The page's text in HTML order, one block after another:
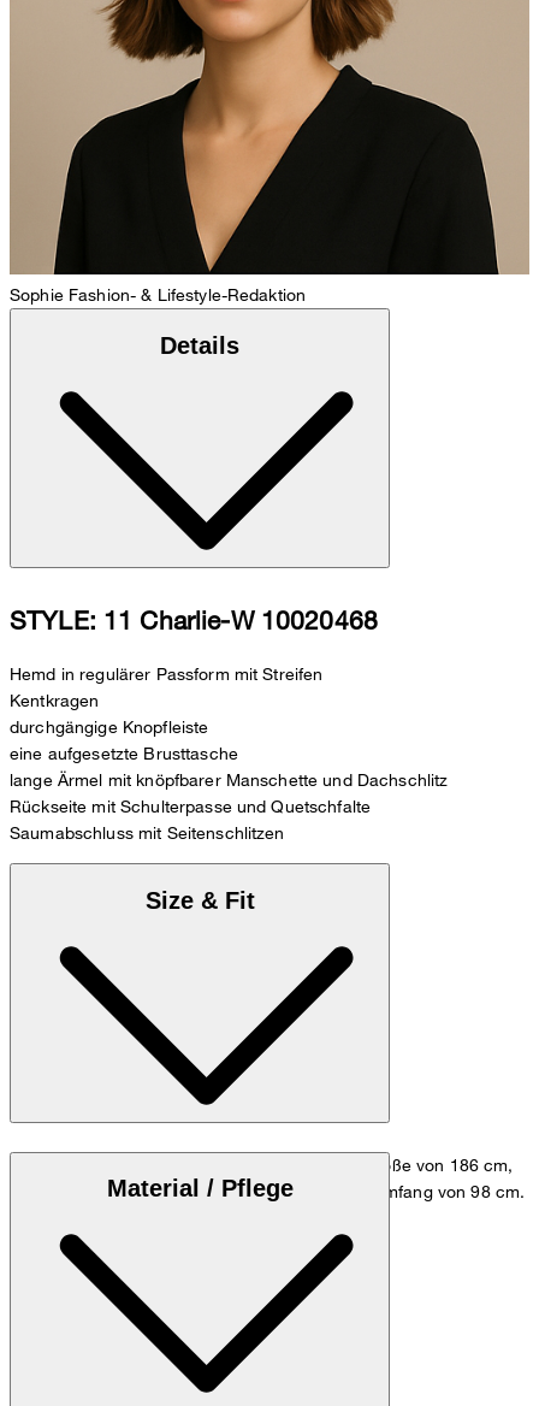
Sophie Fashion- & Lifestyle-Redaktion
Details
STYLE: 11 Charlie-W 10020468
Hemd in regulärer Passform mit Streifen
Kentkragen
durchgängige Knopfleiste
eine aufgesetzte Brusttasche
lange Ärmel mit knöpfbarer Manschette und Dachschlitz
Rückseite mit Schulterpasse und Quetschfalte
Saumabschluss mit Seitenschlitzen
Size & Fit
Das Model trägt die Größe M bei einer Körpergröße von 186 cm,
einem Brustumfang von 98 cm und einem Hüftumfang von 98 cm.
Zum Hemden Guide
Material / Pflege